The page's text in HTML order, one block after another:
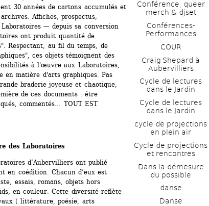
30 années de cartons accumulés et
Affiches, prospectus,
— depuis sa conversion
ont produit quantité de
Respectant, au fil du temps, de
ces objets témoignent des
à l'œuvre aux Laboratoires,
en matière d'arts graphiques. Pas
braderie joyeuse et chaotique,
de ces documents : être
commentés… TOUT EST
des Laboratoires
d’Aubervilliers ont publié
en coédition. Chacun d’eux est
essais, romans, objets hors
en couleur. Cette diversité reflète
( littérature, poésie, arts
Conférence, queer
merch & djset
Conférences-
Performances
COUR
Craig Shepard à
Aubervilliers
Cycle de lectures
dans le Jardin
Cycle de lectures
dans le Jardin
cycle de projections
en plein air
Cycle de projections
et rencontres
Dans la démesure
du possible
danse
Danse